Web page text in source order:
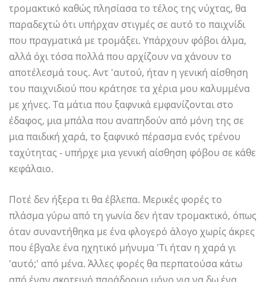
τρομακτικό καθώς πλησίασα το τέλος της νύχτας, θα
παραδεχτώ ότι υπήρχαν στιγμές σε αυτό το παιχνίδι
που πραγματικά με τρομάξει. Υπάρχουν φόβοι άλμα,
αλλά όχι τόσα πολλά που αρχίζουν να χάνουν το
αποτέλεσμά τους. Αντ 'αυτού, ήταν η γενική αίσθηση
του παιχνιδιού που κράτησε τα χέρια μου καλυμμένα
με χήνες. Τα μάτια που ξαφνικά εμφανίζονται στο
έδαφος, μια μπάλα που αναπηδούν από μόνη της σε
μια παιδική χαρά, το ξαφνικό πέρασμα ενός τρένου
ταχύτητας - υπήρχε μια γενική αίσθηση φόβου σε κάθε
κεφάλαιο.
Ποτέ δεν ήξερα τι θα έβλεπα. Μερικές φορές το
πλάσμα γύρω από τη γωνία δεν ήταν τρομακτικό, όπως
όταν συναντήθηκα με ένα φλογερό άλογο χωρίς άκρες
που έβγαλε ένα ηχητικό μήνυμα 'Τι ήταν η χαρά γι
'αυτό;' από μένα. Άλλες φορές θα περπατούσα κάτω